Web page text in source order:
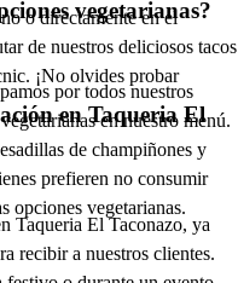
o directamente en el
de nuestros deliciosos tacos
¡No olvides probar
vegetarianas?
por todos nuestros
en nuestro menú.
de champiñones y
prefieren no consumir
opciones vegetarianas.
en Taqueria El
Taqueria El Taconazo, ya
recibir a nuestros clientes.